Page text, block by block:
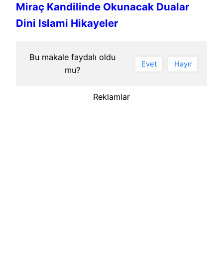
Miraç Kandilinde Okunacak Dualar
Dini Islami Hikayeler
Bu makale faydalı oldu
mu?
Evet Hayır
Reklamlar